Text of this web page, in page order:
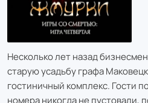
Несколько лет назад
старую усадьбу графа
гостиничный комплекс. Гости